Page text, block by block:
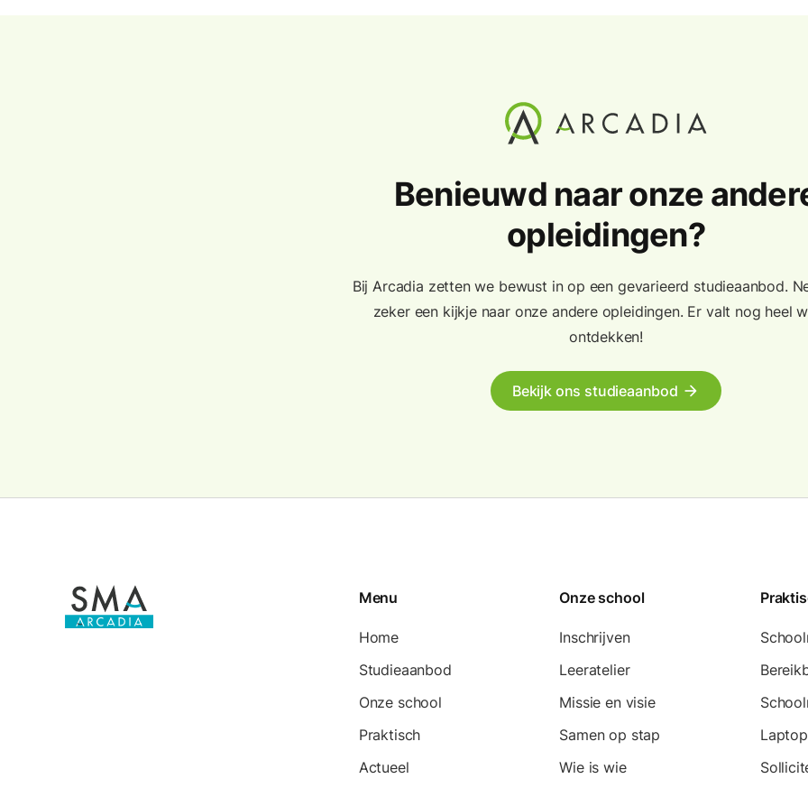
Benieuwd naar onze
opleidingen?
Bij Arcadia zetten we bewust in op een gevarieerd studieaanbod.
zeker een kijkje naar onze andere opleidingen. Er valt nog heel
ontdekken!
Bekijk ons studieaanbod arrow_forward
Menu
Home
Studieaanbod
Onze school
Praktisch
Actueel
Onze school
Inschrijven
Leeratelier
Missie en visie
Samen op stap
Wie is wie